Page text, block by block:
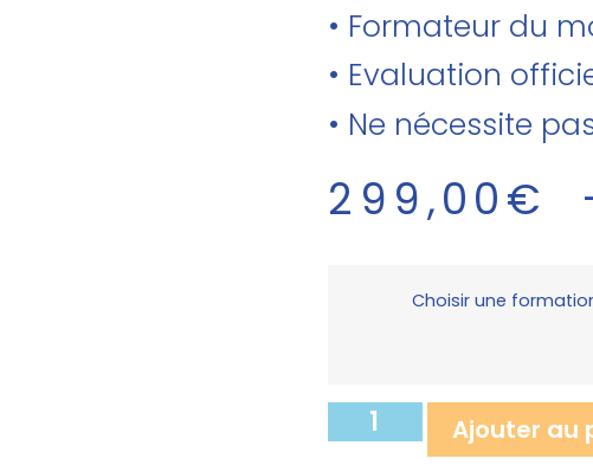
• Formateur du
• Evaluation
• Ne nécessite
299,00€
Choisir une
Ajouter au